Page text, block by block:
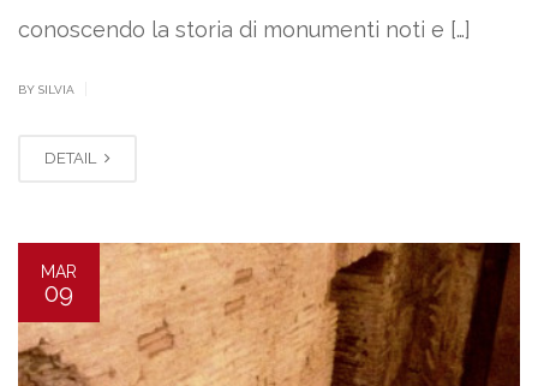
conoscendo la storia di monumenti noti e […]
BY SILVIA
DETAIL
MAR
09